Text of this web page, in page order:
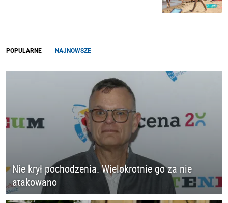
POPULARNE NAJNOWSZE
Nie krył pochodzenia. Wielokrotnie go za nie
atakowano